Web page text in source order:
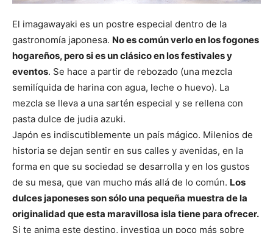
El imagawayaki es un postre especial dentro de la
gastronomía japonesa. No es común verlo en los fogones
hogareños, pero si es un clásico en los festivales y
eventos. Se hace a partir de rebozado (una mezcla
semilíquida de harina con agua, leche o huevo). La
mezcla se lleva a una sartén especial y se rellena con
pasta dulce de judia azuki.
Japón es indiscutiblemente un país mágico. Milenios de
historia se dejan sentir en sus calles y avenidas, en la
forma en que su sociedad se desarrolla y en los gustos
de su mesa, que van mucho más allá de lo común. Los
dulces japoneses son sólo una pequeña muestra de la
originalidad que esta maravillosa isla tiene para ofrecer.
Si te anima este destino, investiga un poco más sobre